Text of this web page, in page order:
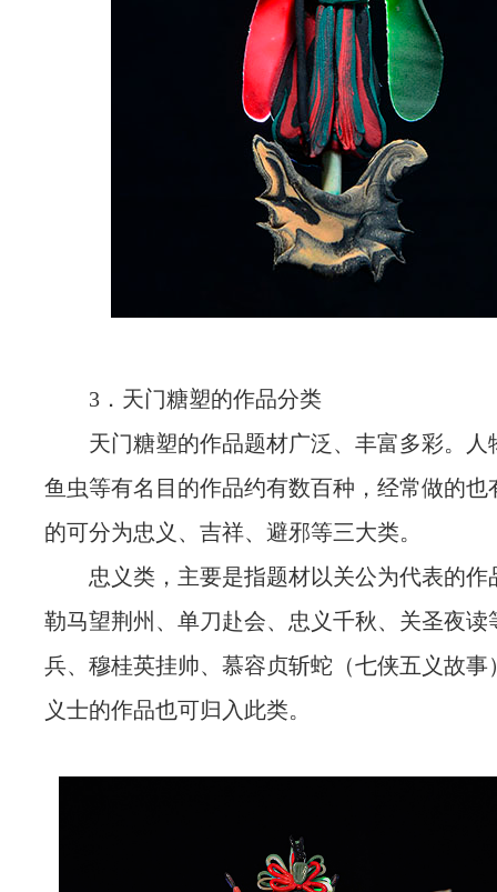
3．天门糖塑的作品分类
天门糖塑的作品题材广泛、丰富多彩。人
鱼虫等有名目的作品约有数百种，经常做的也
的可分为忠义、吉祥、避邪等三大类。
忠义类，主要是指题材以关公为代表的作
勒马望荆州、单刀赴会、忠义千秋、关圣夜读
兵、穆桂英挂帅、慕容贞斩蛇（七侠五义故事
义士的作品也可归入此类。